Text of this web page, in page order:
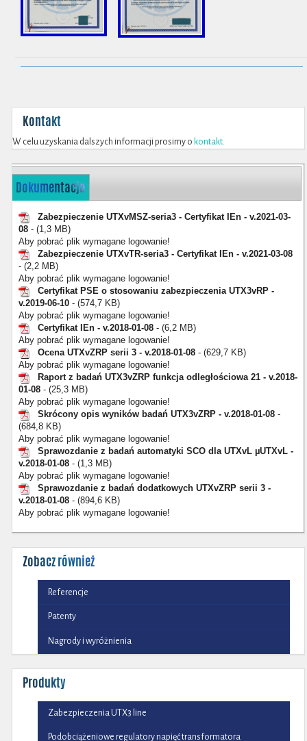
Kontakt
W celu uzyskania dalszych informacji prosimy o kontakt.
Dokumentacja
Zabezpieczenie UTXvMSZ-seria3 - Certyfikat IEn - v.2021-03-
08 - (1,3 MB)
Aby pobrać plik wymagane logowanie!
Zabezpieczenie UTXvTR-seria3 - Certyfikat IEn - v.2021-03-08
- (2,2 MB)
Aby pobrać plik wymagane logowanie!
Certyfikat PSE o stosowaniu zabezpieczenia UTX3vRP -
v.2019-06-10 - (574,7 KB)
Aby pobrać plik wymagane logowanie!
Certyfikat IEn - v.2018-01-08 - (6,2 MB)
Aby pobrać plik wymagane logowanie!
Ocena UTXvZRP serii 3 - v.2018-01-08 - (629,7 KB)
Aby pobrać plik wymagane logowanie!
Raport z badań UTX3vZRP funkcja odległościowa 21 - v.2018-
01-08 - (25,3 MB)
Aby pobrać plik wymagane logowanie!
Skrócony opis wyników badań UTX3vZRP - v.2018-01-08 -
(684,8 KB)
Aby pobrać plik wymagane logowanie!
Sprawozdanie z badań automatyki SCO dla UTXvL µUTXvL -
v.2018-01-08 - (1,3 MB)
Aby pobrać plik wymagane logowanie!
Sprawozdanie z badań dodatkowych UTXvZRP serii 3 -
v.2018-01-08 - (894,6 KB)
Aby pobrać plik wymagane logowanie!
Zobacz również
Referencje
Patenty
Nagrody i wyróżnienia
Produkty
Zabezpieczenia UTX3 line
Podobciążeniowe regulatory napięć transformatora